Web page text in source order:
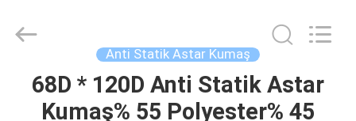
Textile
Co.,Ltd.
Anti Statik Astar Kumaş
68D * 120D Anti Statik Astar
Kumaş% 55 Polyester% 45